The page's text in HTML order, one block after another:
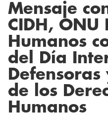
Mensaje
CIDH, ONU
Humanos
del Día
de los
Humanos